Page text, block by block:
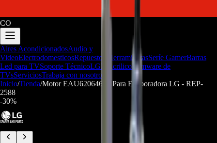
CO
Aires AcondicionadosAudio y
VideoElectrodomesticosRepuestos/HerramientasSeríe GamerBarras
Led para TVSoporte TécnicoLGP/AcrilicoFirmware de
TVsServiciosTrabaja con nosotros
Inicio/Tienda/Motor EAU62064602 Para Evaporadora LG - REP-
2588
-30%